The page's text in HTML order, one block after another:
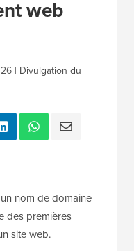
web
| Divulgation du
nom de domaine
des premières
site web.